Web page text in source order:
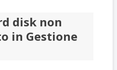
disk non
in Gestione